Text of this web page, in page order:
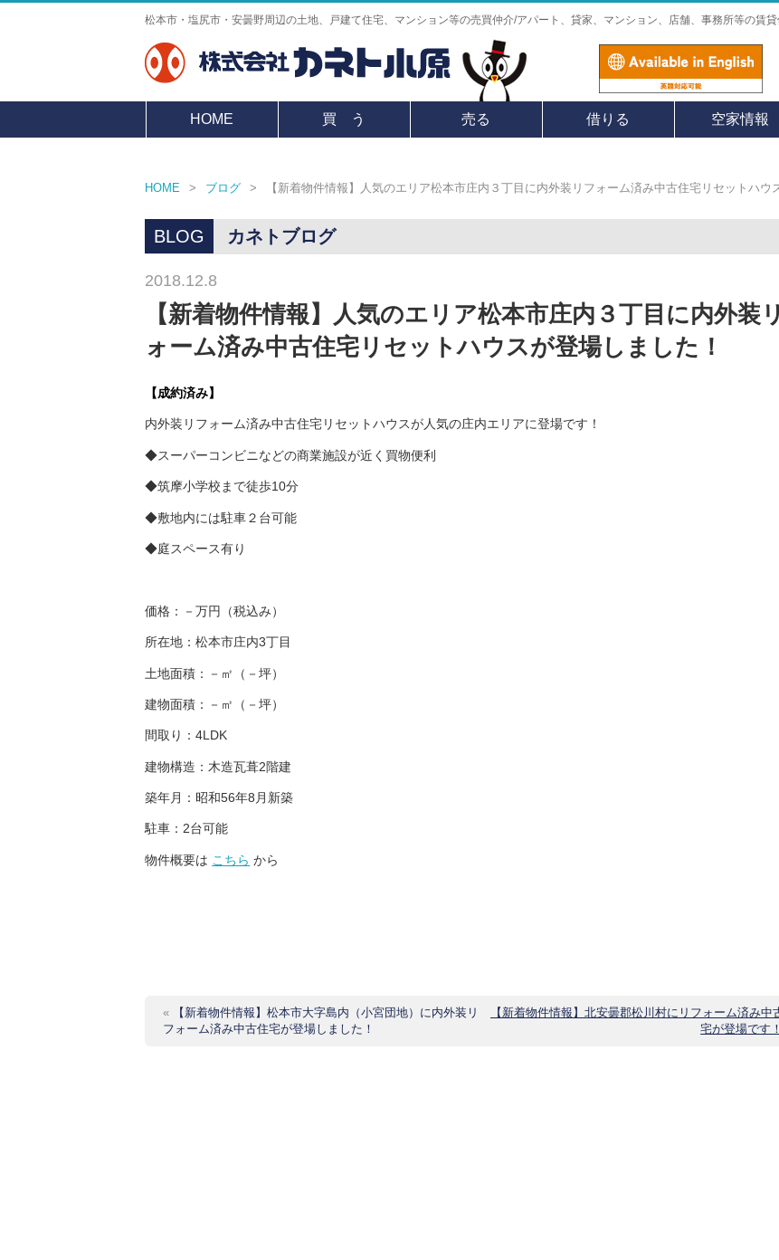
松本市・塩尻市・安曇野周辺の土地、戸建て住宅、マンション等の売買仲介/アパート、貸家、マンション、店舗、事務所等の賃
HOME 買 う 売る 借りる 空家情報
HOME > ブログ > 【新着物件情報】人気のエリア松本市庄内３丁目に内外装リフォーム済み中古住宅リセットハウ
BLOG カネトブログ
2018.12.8
【新着物件情報】人気のエリア松本市庄内３丁目に内外装
ォーム済み中古住宅リセットハウスが登場しました！
【成約済み】
内外装リフォーム済み中古住宅リセットハウスが人気の庄内エリアに登場です！
◆スーパーコンビニなどの商業施設が近く買物便利
◆筑摩小学校まで徒歩10分
◆敷地内には駐車２台可能
◆庭スペース有り
価格：－万円（税込み）
所在地：松本市庄内3丁目
土地面積：－㎡（－坪）
建物面積：－㎡（－坪）
間取り：4LDK
建物構造：木造瓦葺2階建
築年月：昭和56年8月新築
駐車：2台可能
物件概要は こちら から
«
【新着物件情報】松本市大字島内（小宮団地）に内外装リ
フォーム済み中古住宅が登場しました！
【新着物件情報】北安曇郡松川村にリフォーム済み中
宅が登場です！